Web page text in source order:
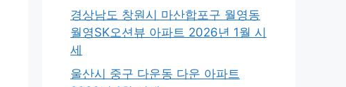
경상남도 창원시 마산합포구 월영동
월영SK오션뷰 아파트 2026년 1월 시
세
울산시 중구 다운동 다운 아파트